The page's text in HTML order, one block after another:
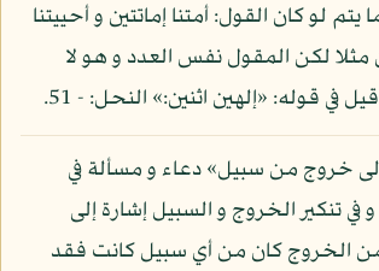
يتم لو كان القول: أمتنا إماتتين و أحييتنا
مثلا لكن المقول نفس العدد و هو لا
في قوله: «إلهين اثنين:» النحل: - 51.
خروج من سبيل» دعاء و مسألة في
في تنكير الخروج و السبيل إشارة إلى
الخروج كان من أي سبيل كانت فقد